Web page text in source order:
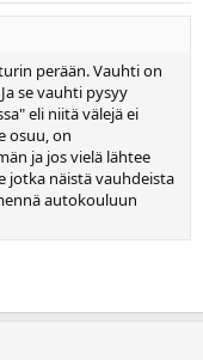
perään. Vauhti on
se vauhti pysyy
eli niitä välejä ei
osuu, on
ja jos vielä lähtee
jotka näistä vauhdeista
autokouluun